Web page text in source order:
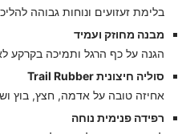
בלימת זעזועים ונוחות גבוהה
מבנה מחוזק ועמיד
הגנה על כף הרגל ותמיכה בקרקע
סוליה חיצונית Trail Rubber
אחיזה טובה על אדמה, חצץ, בוץ
רפידה פנימית נוחה